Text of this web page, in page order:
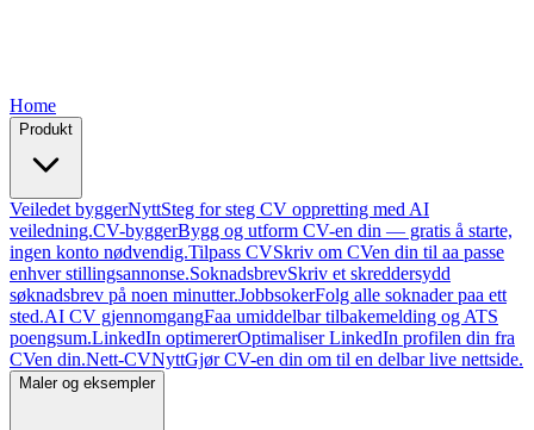
Home
Produkt
Veiledet byggerNyttSteg for steg CV oppretting med AI
veiledning.CV-byggerBygg og utform CV-en din — gratis å starte,
ingen konto nødvendig.Tilpass CVSkriv om CVen din til aa passe
enhver stillingsannonse.SoknadsbrevSkriv et skreddersydd
søknadsbrev på noen minutter.JobbsokerFolg alle soknader paa ett
sted.AI CV gjennomgangFaa umiddelbar tilbakemelding og ATS
poengsum.LinkedIn optimererOptimaliser LinkedIn profilen din fra
CVen din.Nett-CVNyttGjør CV-en din om til en delbar live nettside.
Maler og eksempler